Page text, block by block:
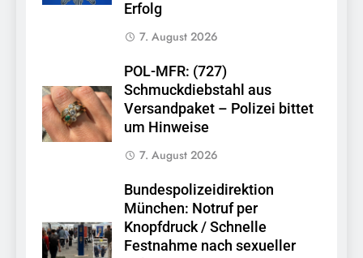
Erfolg
7. August 2026
POL-MFR: (727)
Schmuckdiebstahl aus
Versandpaket – Polizei bittet
um Hinweise
7. August 2026
Bundespolizeidirektion
München: Notruf per
Knopfdruck / Schnelle
Festnahme nach sexueller